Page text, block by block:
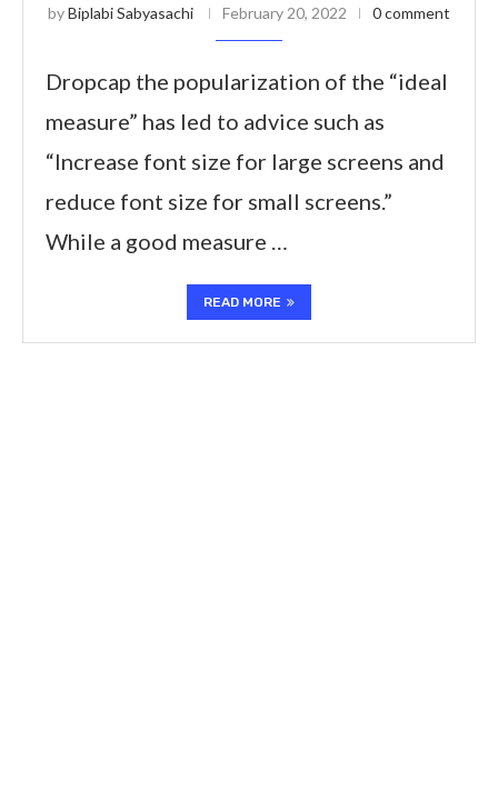
byBiplabi Sabyasachi February 20, 2022 0 comment
Dropcap the popularization of the “ideal
measure” has led to advice such as
“Increase font size for large screens and
reduce font size for small screens.”
While a good measure …
READ MORE